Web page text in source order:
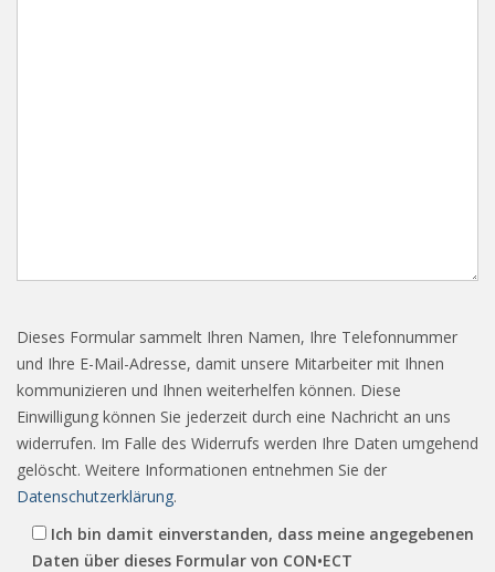
Dieses Formular sammelt Ihren Namen, Ihre Telefonnummer
und Ihre E-Mail-Adresse, damit unsere Mitarbeiter mit Ihnen
kommunizieren und Ihnen weiterhelfen können. Diese
Einwilligung können Sie jederzeit durch eine Nachricht an uns
widerrufen. Im Falle des Widerrufs werden Ihre Daten umgehend
gelöscht. Weitere Informationen entnehmen Sie der
Datenschutzerklärung.
Ich bin damit einverstanden, dass meine angegebenen
Daten über dieses Formular von CON•ECT